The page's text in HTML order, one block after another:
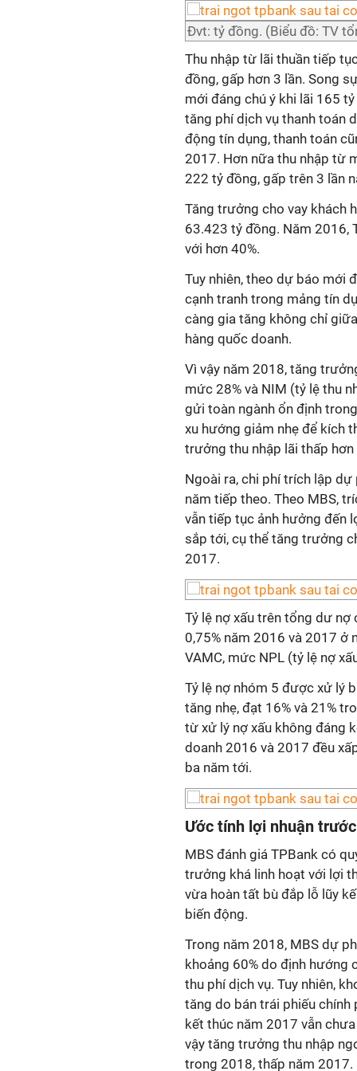
Đvt: tỷ đồng. (Biểu đồ: TV
Thu nhập từ lãi thuần tiếp
đồng, gấp hơn 3 lần. Song
mới đáng chú ý khi lãi 165
tăng phí dịch vụ thanh toán
động tín dụng, thanh toán
2017. Hơn nữa thu nhập từ
222 tỷ đồng, gấp trên 3 lần
Tăng trưởng cho vay khách
63.423 tỷ đồng. Năm 2016,
với hơn 40%.
Tuy nhiên, theo dự báo mới
cạnh tranh trong mảng tín
càng gia tăng không chỉ
hàng quốc doanh.
Vì vậy năm 2018, tăng
mức 28% và NIM (tỷ lệ thu
gửi toàn ngành ổn định
xu hướng giảm nhẹ để kích
trưởng thu nhập lãi thấp hơn
Ngoài ra, chi phí trích lập
năm tiếp theo. Theo MBS,
vẫn tiếp tục ảnh hưởng đến
sắp tới, cụ thể tăng trưởng
2017.
Tỷ lệ nợ xấu trên tổng dư
0,75% năm 2016 và 2017 ở
VAMC, mức NPL (tỷ lệ nợ
Tỷ lệ nợ nhóm 5 được xử lý
tăng nhẹ, đạt 16% và 21%
từ xử lý nợ xấu không đáng
doanh 2016 và 2017 đều
ba năm tới.
Ước tính lợi nhuận
MBS đánh giá TPBank có
trưởng khá linh hoạt với lợi
vừa hoàn tất bù đắp lỗ lũy
biến động.
Trong năm 2018, MBS dự
khoảng 60% do định hướng
thu phí dịch vụ. Tuy nhiên,
tăng do bán trái phiếu chính
kết thúc năm 2017 vẫn
vậy tăng trưởng thu nhập
trong 2018, thấp năm 2017.